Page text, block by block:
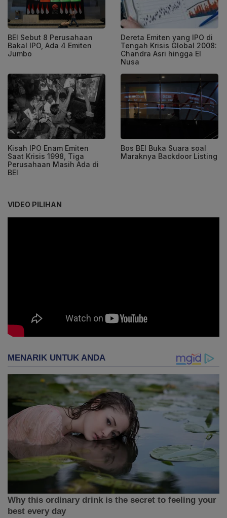
BEI Sebut 8 Perusahaan
Bakal IPO, Ada 4 Emiten
Jumbo
Dereta Emiten yang IPO di
Tengah Krisis Global 2008:
Chandra Asri hingga El
Nusa
Kisah IPO Enam Emiten
Saat Krisis 1998, Tiga
Perusahaan Masih Ada di
BEI
Bos BEI Buka Suara soal
Maraknya Backdoor Listing
VIDEO PILIHAN